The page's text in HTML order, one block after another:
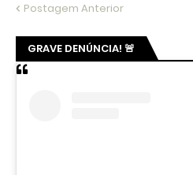
Postagem Anterior
GRAVE DENÚNCIA! 🚨